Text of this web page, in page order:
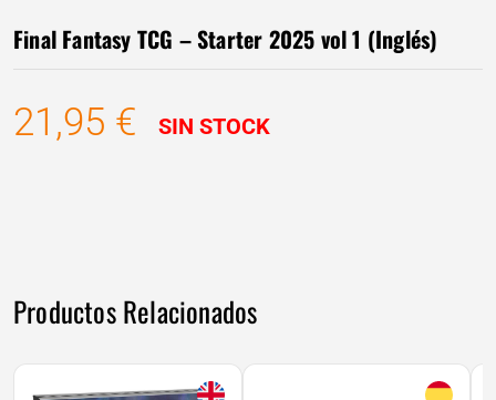
Final Fantasy TCG – Starter 2025 vol 1 (Inglés)
21,95 € SIN STOCK
Productos Relacionados